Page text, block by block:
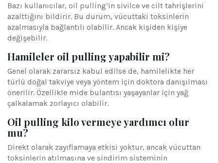
Bazı kullanıcılar, oil pulling’in sivilce ve cilt tahrişlerini
azalttığını bildirir. Bu durum, vücuttaki toksinlerin
azalmasıyla bağlantılı olabilir. Ancak kişiden kişiye
değişebilir.
Hamileler oil pulling yapabilir mi?
Genel olarak zararsız kabul edilse de, hamilelikte her
türlü doğal takviye veya yöntem için doktora danışılması
önerilir. Özellikle mide bulantısı yaşayanlar için yağ
çalkalamak zorlayıcı olabilir.
Oil pulling kilo vermeye yardımcı olur
mu?
Direkt olarak zayıflamaya etkisi yoktur, ancak vücuttan
toksinlerin atılmasına ve sindirim sisteminin